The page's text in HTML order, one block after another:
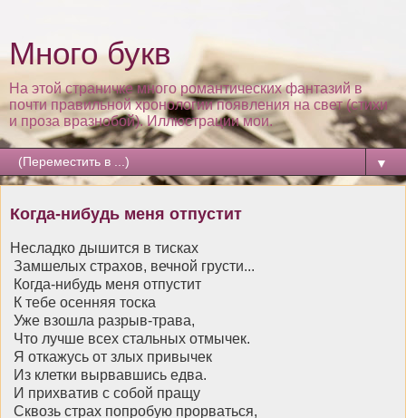
Много букв
На этой страничке много романтических фантазий в
почти правильной хронологии появления на свет (стихи
и проза вразнобой). Иллюстрации мои.
▼
Когда-нибудь меня отпустит
Несладко дышится в тисках
Замшелых страхов, вечной грусти...
Когда-нибудь меня отпустит
К тебе осенняя тоска
Уже взошла разрыв-трава,
Что лучше всех стальных отмычек.
Я откажусь от злых привычек
Из клетки вырвавшись едва.
И прихватив с собой пращу
Сквозь страх попробую прорваться,